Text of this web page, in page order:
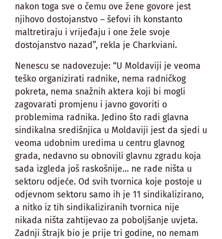
nakon toga sve o čemu ove žene govore jest
njihovo dostojanstvo – šefovi ih konstanto
maltretiraju i vrijeđaju i one žele svoje
dostojanstvo nazad”, rekla je Charkviani.
Nenescu se nadovezuje: “U Moldaviji je veoma
teško organizirati radnike, nema radničkog
pokreta, nema snažnih aktera koji bi mogli
zagovarati promjenu i javno govoriti o
problemima radnika. Jedino što radi glavna
sindikalna središnjica u Moldaviji jest da sjedi u
veoma udobnim uredima u centru glavnog
grada, nedavno su obnovili glavnu zgradu koja
sada izgleda još raskošnije… ne rade ništa u
sektoru odjeće. Od svih tvornica koje postoje u
odjevnom sektoru samo ih je 11 sindikalizirano,
a nitko iz tih sindikaliziranih tvornica nije
nikada ništa zahtijevao za poboljšanje uvjeta.
Zadnji štrajk bio je prije tri godine, no nemam